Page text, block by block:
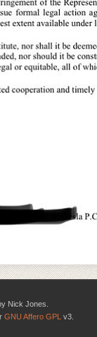
Nick Jones.
GNU Affero GPL v3.